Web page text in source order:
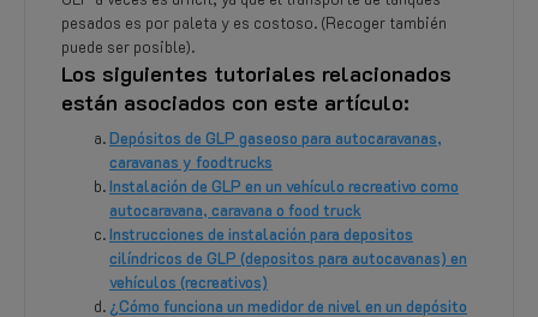
pesados es por paleta y es costoso. (Recoger también
puede ser posible).
Los siguientes tutoriales relacionados
están asociados con este artículo:
Depósitos de GLP gaseoso para autocaravanas,
caravanas y foodtrucks
Instalación de GLP en un vehículo recreativo como
autocaravana, caravana o food truck
Instrucciones de instalación para depositos
cilíndricos de GLP (depositos para autocavanas) en
vehículos (recreativos)
¿Cómo funciona un medidor de nivel en un depósito